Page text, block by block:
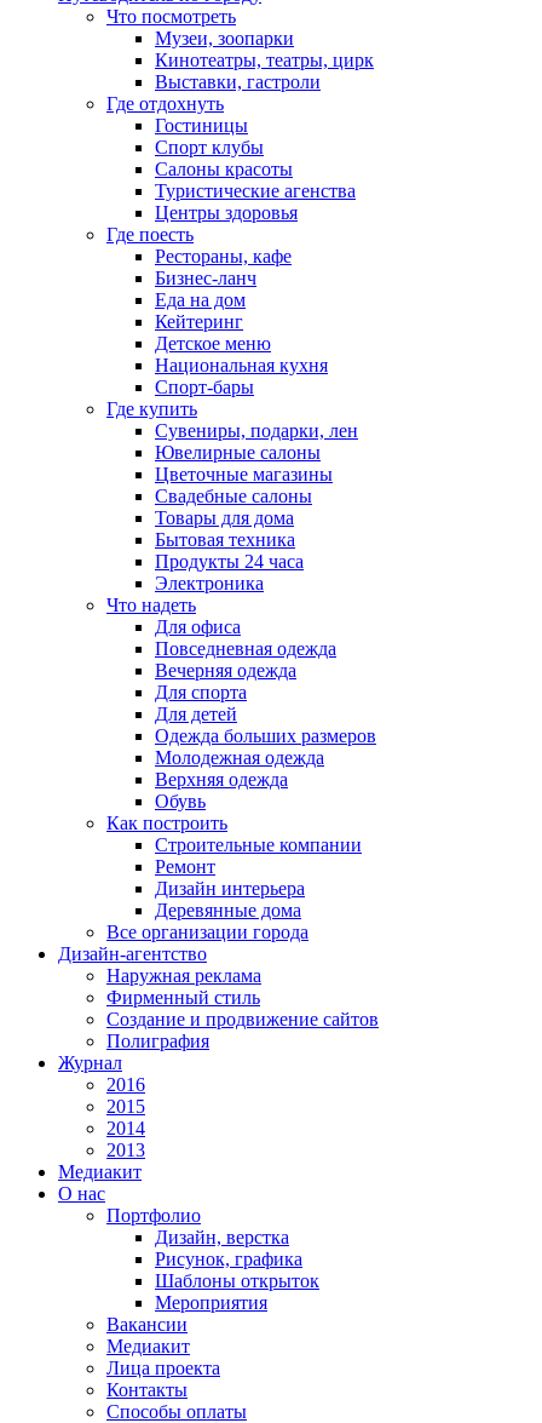
Что посмотреть
Музеи, зоопарки
Кинотеатры, театры, цирк
Выставки, гастроли
Где отдохнуть
Гостиницы
Спорт клубы
Салоны красоты
Туристические агенства
Центры здоровья
Где поесть
Рестораны, кафе
Бизнес-ланч
Еда на дом
Кейтеринг
Детское меню
Национальная кухня
Спорт-бары
Где купить
Сувениры, подарки, лен
Ювелирные салоны
Цветочные магазины
Свадебные салоны
Товары для дома
Бытовая техника
Продукты 24 часа
Электроника
Что надеть
Для офиса
Повседневная одежда
Вечерняя одежда
Для спорта
Для детей
Одежда больших размеров
Молодежная одежда
Верхняя одежда
Обувь
Как построить
Строительные компании
Ремонт
Дизайн интерьера
Деревянные дома
Все организации города
Дизайн-агентство
Наружная реклама
Фирменный стиль
Создание и продвижение сайтов
Полиграфия
Журнал
2016
2015
2014
2013
Медиакит
О нас
Портфолио
Дизайн, верстка
Рисунок, графика
Шаблоны открыток
Мероприятия
Вакансии
Медиакит
Лица проекта
Контакты
Способы оплаты